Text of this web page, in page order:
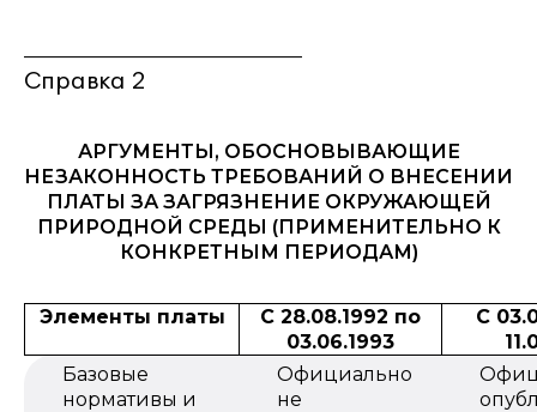
Справка 2
АРГУМЕНТЫ, ОБОСНОВЫВАЮЩИЕ
НЕЗАКОННОСТЬ ТРЕБОВАНИЙ О ВНЕСЕНИИ
ПЛАТЫ ЗА ЗАГРЯЗНЕНИЕ ОКРУЖАЮЩЕЙ
ПРИРОДНОЙ СРЕДЫ (ПРИМЕНИТЕЛЬНО К
КОНКРЕТНЫМ ПЕРИОДАМ)
Элементы платы
С 28.08.1992 по
03.06.1993
С
Базовые
нормативы и
Официально
не